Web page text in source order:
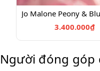
3.400.000₫
Người đóng góp